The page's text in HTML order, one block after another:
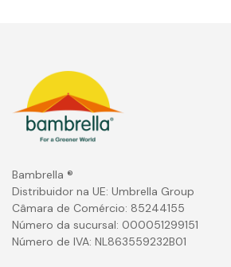
Bambrella ®
Distribuidor na UE: Umbrella Group
Câmara de Comércio: 85244155
Número da sucursal: 000051299151
Número de IVA: NL863559232B01